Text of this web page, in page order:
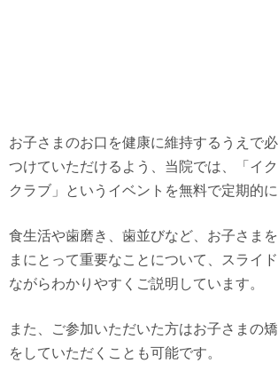
お子さまのお口を健康に維持するうえで
つけていただけるよう、当院では、「イ
クラブ」というイベントを無料で定期的に
食生活や歯磨き、歯並びなど、お子さま
まにとって重要なことについて、スライ
ながらわかりやすくご説明しています。
また、ご参加いただいた方はお子さまの
をしていただくことも可能です。